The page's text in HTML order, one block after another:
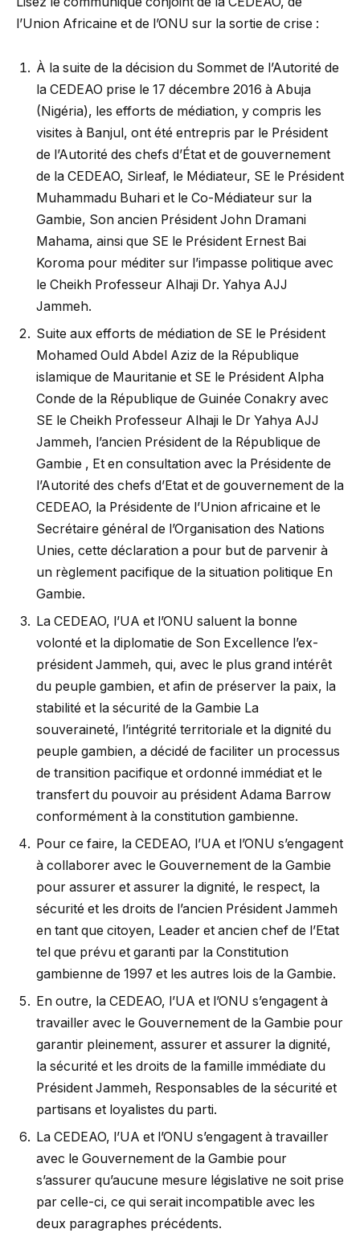
l’Union Africaine et de l’ONU sur la sortie de crise :
À la suite de la décision du Sommet de l’Autorité de
la CEDEAO prise le 17 décembre 2016 à Abuja
(Nigéria), les efforts de médiation, y compris les
visites à Banjul, ont été entrepris par le Président
de l’Autorité des chefs d’État et de gouvernement
de la CEDEAO, Sirleaf, le Médiateur, SE le Président
Muhammadu Buhari et le Co-Médiateur sur la
Gambie, Son ancien Président John Dramani
Mahama, ainsi que SE le Président Ernest Bai
Koroma pour méditer sur l’impasse politique avec
le Cheikh Professeur Alhaji Dr. Yahya AJJ
Jammeh.
Suite aux efforts de médiation de SE le Président
Mohamed Ould Abdel Aziz de la République
islamique de Mauritanie et SE le Président Alpha
Conde de la République de Guinée Conakry avec
SE le Cheikh Professeur Alhaji le Dr Yahya AJJ
Jammeh, l’ancien Président de la République de
Gambie , Et en consultation avec la Présidente de
l’Autorité des chefs d’Etat et de gouvernement de la
CEDEAO, la Présidente de l’Union africaine et le
Secrétaire général de l’Organisation des Nations
Unies, cette déclaration a pour but de parvenir à
un règlement pacifique de la situation politique En
Gambie.
La CEDEAO, l’UA et l’ONU saluent la bonne
volonté et la diplomatie de Son Excellence l’ex-
président Jammeh, qui, avec le plus grand intérêt
du peuple gambien, et afin de préserver la paix, la
stabilité et la sécurité de la Gambie La
souveraineté, l’intégrité territoriale et la dignité du
peuple gambien, a décidé de faciliter un processus
de transition pacifique et ordonné immédiat et le
transfert du pouvoir au président Adama Barrow
conformément à la constitution gambienne.
Pour ce faire, la CEDEAO, l’UA et l’ONU s’engagent
à collaborer avec le Gouvernement de la Gambie
pour assurer et assurer la dignité, le respect, la
sécurité et les droits de l’ancien Président Jammeh
en tant que citoyen, Leader et ancien chef de l’Etat
tel que prévu et garanti par la Constitution
gambienne de 1997 et les autres lois de la Gambie.
En outre, la CEDEAO, l’UA et l’ONU s’engagent à
travailler avec le Gouvernement de la Gambie pour
garantir pleinement, assurer et assurer la dignité,
la sécurité et les droits de la famille immédiate du
Président Jammeh, Responsables de la sécurité et
partisans et loyalistes du parti.
La CEDEAO, l’UA et l’ONU s’engagent à travailler
avec le Gouvernement de la Gambie pour
s’assurer qu’aucune mesure législative ne soit prise
par celle-ci, ce qui serait incompatible avec les
deux paragraphes précédents.